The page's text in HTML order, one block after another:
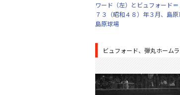
ワード（左）とビュフォード＝
７３（昭和４８）年３月、島原
島原球場
ビュフォード、弾丸ホーム